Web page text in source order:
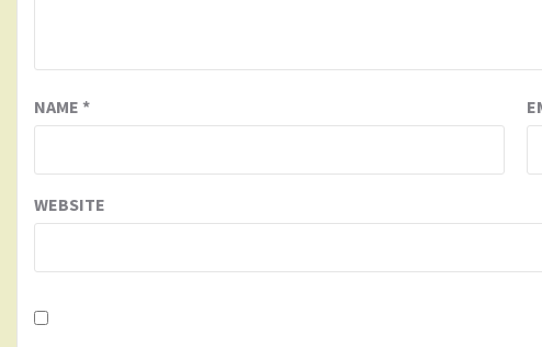
NAME *
WEBSITE